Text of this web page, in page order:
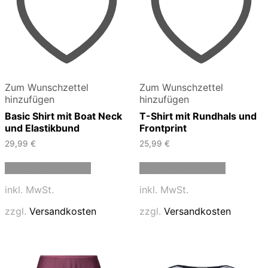
Zum Wunschzettel
hinzufügen
Basic Shirt mit Boat Neck
und Elastikbund
29,99 €
auf.
können
inkl. MwSt.
zzgl. Versandkosten
Zum Wunschzettel
hinzufügen
T-Shirt mit Rundhals und
Frontprint
25,99 €
auf.
inkl. MwSt.
zzgl. Versandkosten